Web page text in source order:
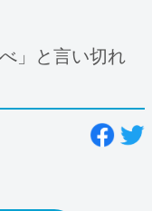
」と言い切れ